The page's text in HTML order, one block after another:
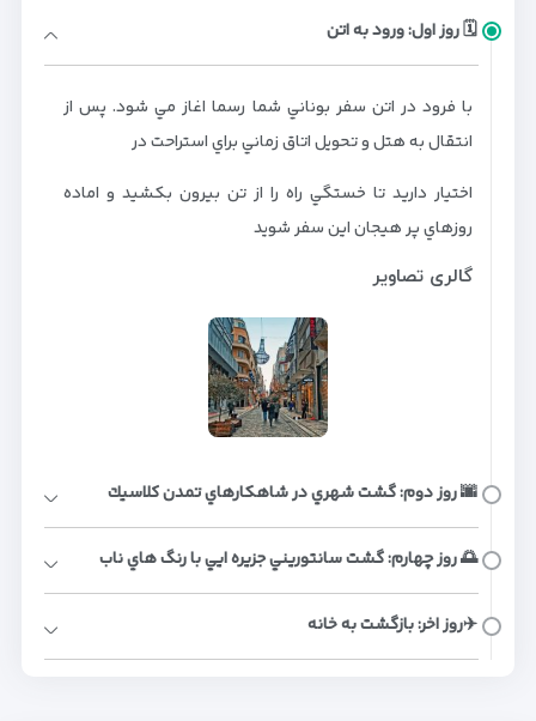
🗓 روز اول: ورود به اتن
با فرود در اتن سفر بوناني شما رسما اغاز مي شود. پس از
انتقال به هتل و تحويل اتاق زماني براي استراحت در
اختيار داريد تا خستگي راه را از تن بيرون بكشيد و اماده
روزهاي پر هيجان اين سفر شويد
گالری تصاویر
🌆 روز دوم: گشت شهري در شاهكارهاي تمدن كلاسيك
🌅 روز چهارم: گشت سانتوريني جزيره ايي با رنگ هاي ناب
✈️روز اخر: بازگشت به خانه